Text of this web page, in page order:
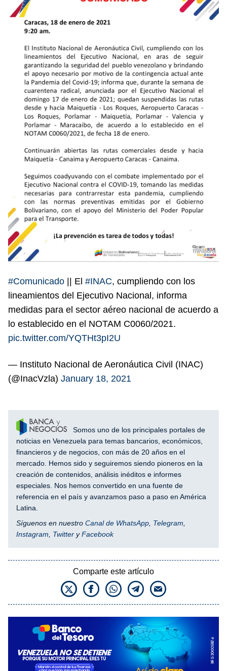
#Comunicado || El #INAC, cumpliendo con los
lineamientos del Ejecutivo Nacional, informa
medidas para el sector aéreo nacional de acuerdo a
lo establecido en el NOTAM C0060/2021.
pic.twitter.com/YQTHt3pI2U
— Instituto Nacional de Aeronáutica Civil (INAC)
(@InacVzla) January 18, 2021
Somos uno de los principales portales de
noticias en Venezuela para temas bancarios, económicos,
financieros y de negocios, con más de 20 años en el
mercado. Hemos sido y seguiremos siendo pioneros en la
creación de contenidos, análisis inéditos e informes
especiales. Nos hemos convertido en una fuente de
referencia en el país y avanzamos paso a paso en América
Latina.
Síguenos en nuestro Canal de WhatsApp Telegram
Instagram
Twitter yFacebook
Comparte este artículo